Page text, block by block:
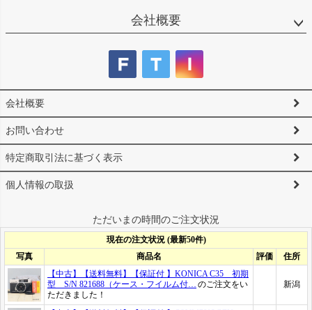
会社概要
会社概要
お問い合わせ
特定商取引法に基づく表示
個人情報の取扱
ただいまの時間のご注文状況